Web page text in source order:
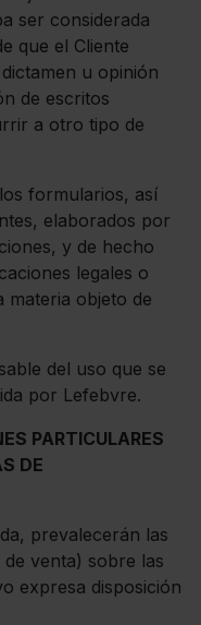
ser considerada
que el Cliente
u opinión
de escritos
a otro tipo de
formularios, así
elaborados por
y de hecho
legales o
materia objeto de
del uso que se
por Lefebvre.
PARTICULARES
DE
prevalecerán las
venta) sobre las
expresa disposición